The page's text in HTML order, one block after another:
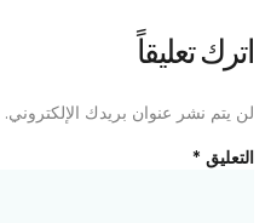
اترك تعليقاً
لن يتم نشر عنوان بريدك الإلكتروني.
التعليق *